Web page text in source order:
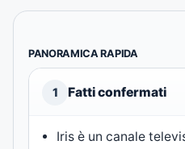
PANORAMICA RAPIDA
1 Fatti confermati
Iris è un canale